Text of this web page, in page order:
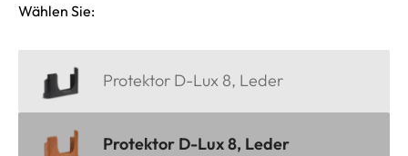
Wählen Sie:
Protektor D-Lux 8, Leder
Protektor D-Lux 8, Leder